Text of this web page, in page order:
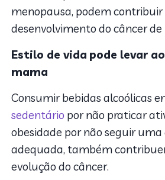
menopausa, podem contribuir
desenvolvimento do câncer
Estilo de vida pode levar
mama
Consumir bebidas alcoólicas
sedentário por não praticar
obesidade por não seguir
adequada, também
evolução do câncer.